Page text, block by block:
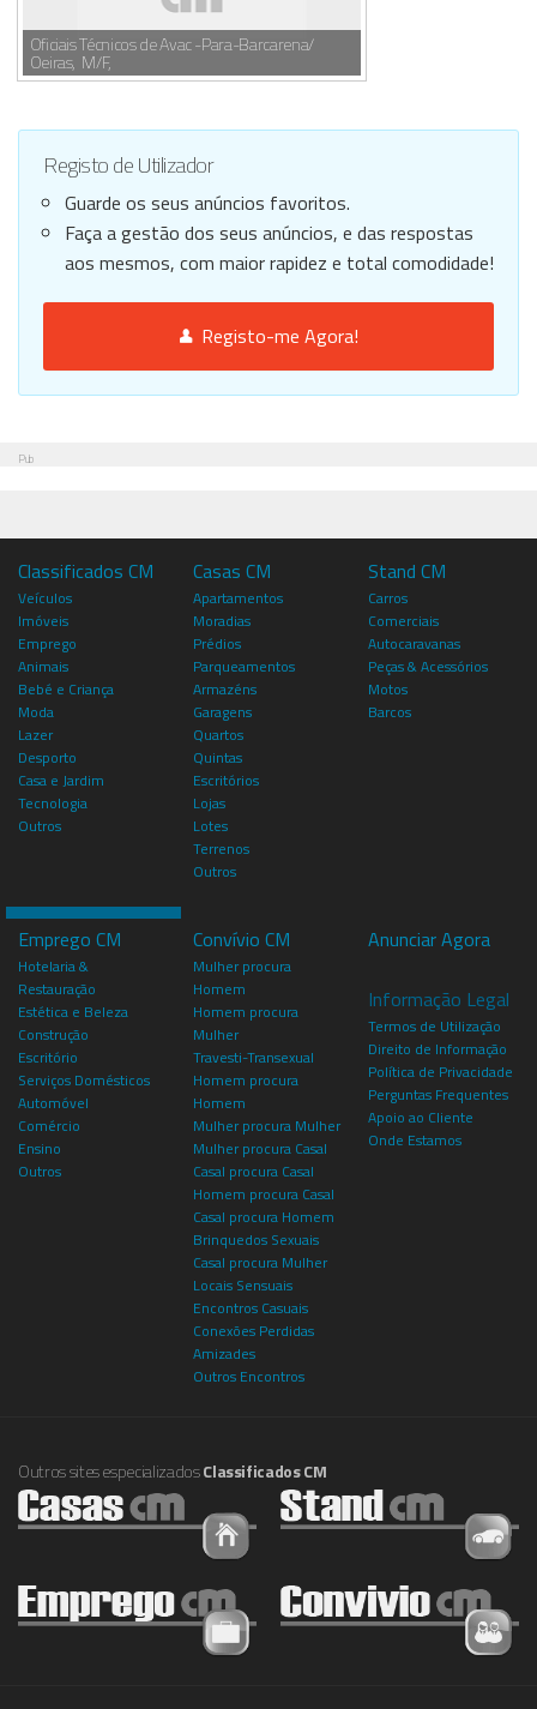
Oficiais Técnicos de Avac -Para-Barcarena/
Oeiras, M/F,
Registo de Utilizador
Guarde os seus anúncios favoritos.
Faça a gestão dos seus anúncios, e das respostas
aos mesmos, com maior rapidez e total comodidade!
Registo-me Agora!
Pub
Classificados CM
Veículos
Imóveis
Emprego
Animais
Bebé e Criança
Moda
Lazer
Desporto
Casa e Jardim
Tecnologia
Outros
Casas CM
Apartamentos
Moradias
Prédios
Parqueamentos
Armazéns
Garagens
Quartos
Quintas
Escritórios
Lojas
Lotes
Terrenos
Outros
Stand CM
Carros
Comerciais
Autocaravanas
Peças & Acessórios
Motos
Barcos
Emprego CM
Hotelaria &
Restauração
Estética e Beleza
Construção
Escritório
Serviços Domésticos
Automóvel
Comércio
Ensino
Outros
Convívio CM
Mulher procura
Homem
Homem procura
Mulher
Travesti-Transexual
Homem procura
Homem
Mulher procura Mulher
Mulher procura Casal
Casal procura Casal
Homem procura Casal
Casal procura Homem
Brinquedos Sexuais
Casal procura Mulher
Locais Sensuais
Encontros Casuais
Conexões Perdidas
Amizades
Outros Encontros
Anunciar Agora
Informação Legal
Termos de Utilização
Direito de Informação
Política de Privacidade
Perguntas Frequentes
Apoio ao Cliente
Onde Estamos
Outros sites especializadosClassificados CM